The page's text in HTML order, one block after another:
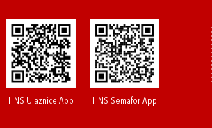
HNS Ulaznice App HNS Semafor App